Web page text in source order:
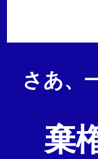
さあ、
棄